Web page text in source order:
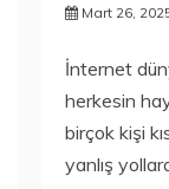
Mart 26,
İnternet
herkesin
birçok kişi
yanlış